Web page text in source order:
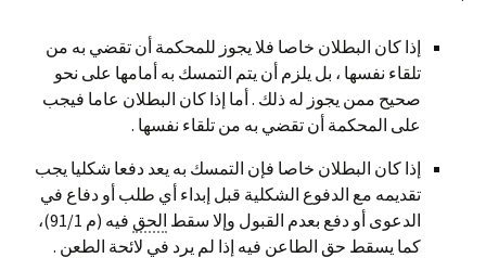
إذا كان البطلان خاصا فلا يجوز للمحكمة أن تقضي به من
تلقاء نفسها ، بل يلزم أن يتم التمسك به أمامها على نحو
صحيح ممن يجوز له ذلك . أما إذا كان البطلان عاما فيجب
على المحكمة أن تقضي به من تلقاء نفسها .
إذا كان البطلان خاصا فإن التمسك به يعد دفعا شكليا يجب
تقديمه مع الدفوع الشكلية قبل إبداء أي طلب أو دفاع في
الدعوى أو دفع بعدم القبول وإلا سقط الحق
فيه (م 91/1)،
كما يسقط حق الطاعن فيه إذا لم يرد في لائحة الطعن .